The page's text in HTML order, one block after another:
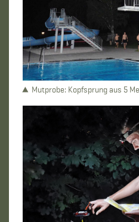
Mutprobe: Kopfsprung aus 5